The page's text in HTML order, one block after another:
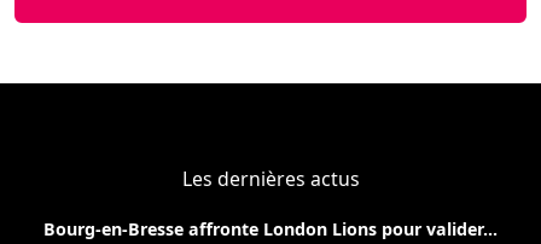
Les dernières actus
Bourg-en-Bresse affronte London Lions pour valider...